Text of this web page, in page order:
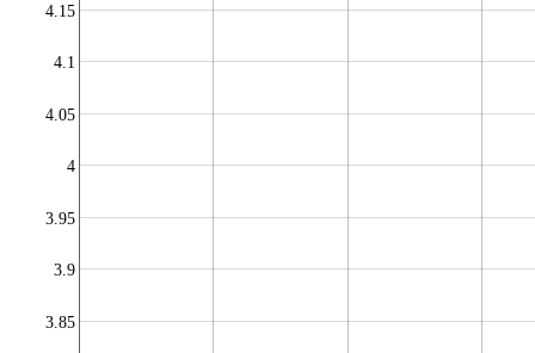
3.85
3.9
3.95
4
4.05
4.1
4.15